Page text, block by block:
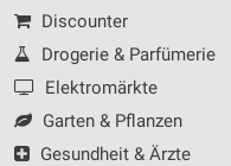
Discounter
Drogerie & Parfümerie
Elektromärkte
Garten & Pflanzen
Gesundheit & Ärzte